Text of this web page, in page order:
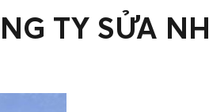
TY SỬA